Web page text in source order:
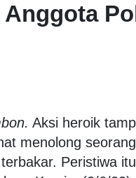
Aksi heroik
menolong
Peristiwa